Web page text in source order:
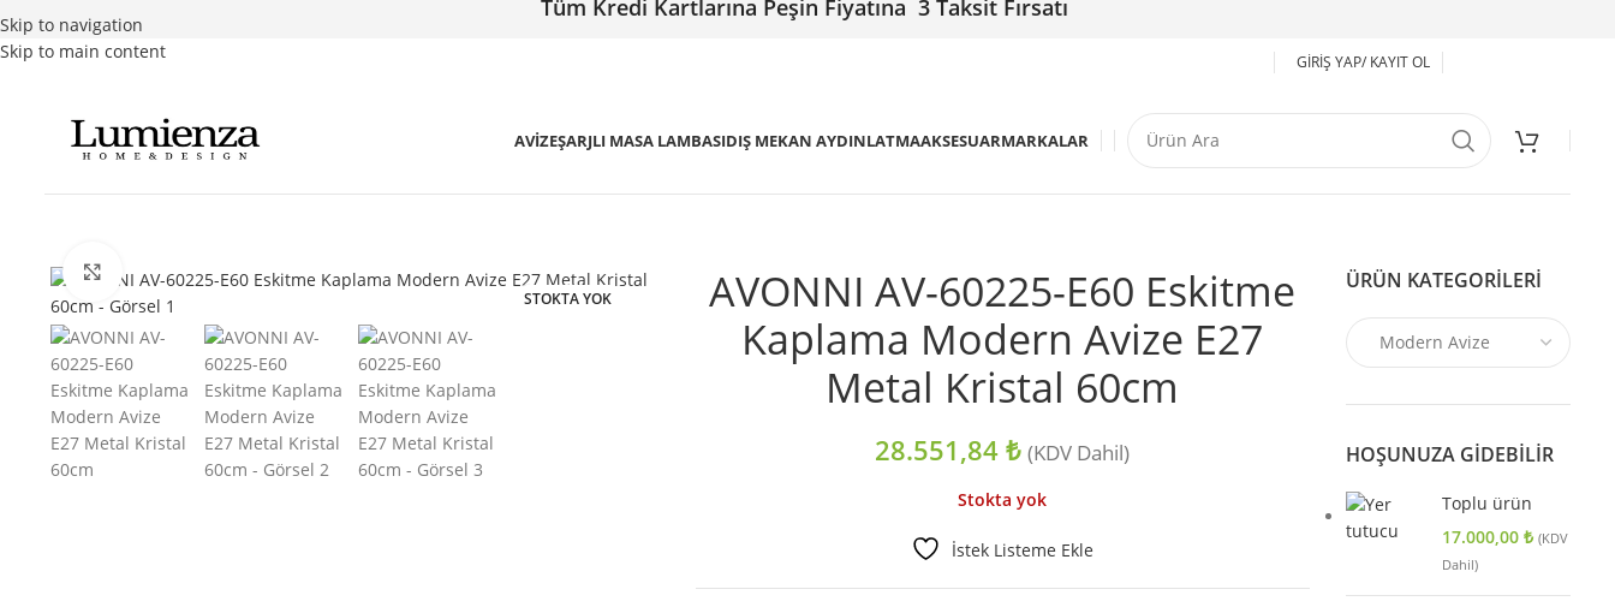
Skip to navigation
Skip to main content
Tüm Kredi Kartlarına Peşin Fiyatına 3 Taksit Fırsatı
GIRIŞ YAP/ KAYIT OL
AVIZEŞARJLI MASA LAMBASIDIŞ MEKAN AYDINLATMAAKSESUARMARKALAR
STOKTA YOK
Büyütmek için tıklayın
AVONNI AV-60225-E60 Eskitme
Kaplama Modern Avize E27
Metal Kristal 60cm
28.551,84₺ (KDV Dahil)
Stokta yok
İstek Listeme Ekle
ÜRÜN KATEGORILERI
HOŞUNUZA GIDEBILIR
Toplu ürün
17.000,00₺ (KDV
Dahil)